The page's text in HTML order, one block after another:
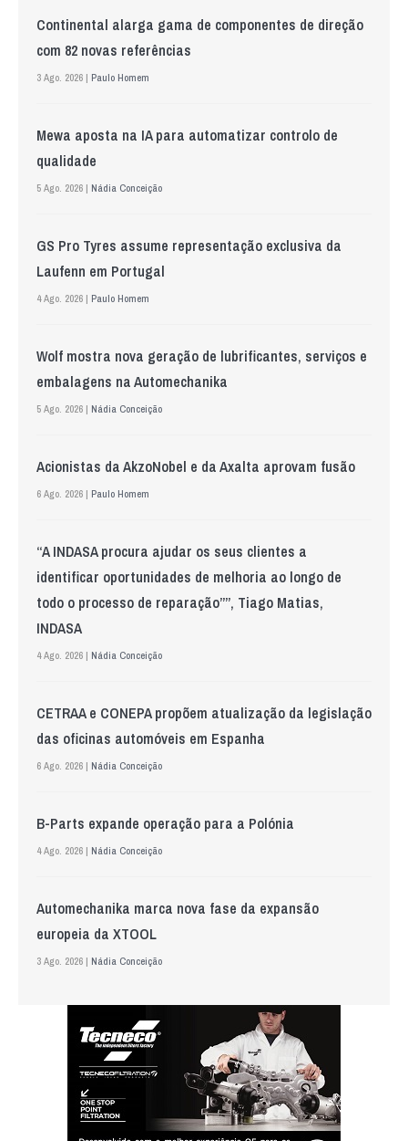
Continental alarga gama de componentes de direção
com 82 novas referências
3 Ago. 2026 | Paulo Homem
Mewa aposta na IA para automatizar controlo de
qualidade
5 Ago. 2026 | Nádia Conceição
GS Pro Tyres assume representação exclusiva da
Laufenn em Portugal
4 Ago. 2026 | Paulo Homem
Wolf mostra nova geração de lubrificantes, serviços e
embalagens na Automechanika
5 Ago. 2026 | Nádia Conceição
Acionistas da AkzoNobel e da Axalta aprovam fusão
6 Ago. 2026 | Paulo Homem
“A INDASA procura ajudar os seus clientes a
identificar oportunidades de melhoria ao longo de
todo o processo de reparação””, Tiago Matias,
INDASA
4 Ago. 2026 | Nádia Conceição
CETRAA e CONEPA propõem atualização da legislação
das oficinas automóveis em Espanha
6 Ago. 2026 | Nádia Conceição
B-Parts expande operação para a Polónia
4 Ago. 2026 | Nádia Conceição
Automechanika marca nova fase da expansão
europeia da XTOOL
3 Ago. 2026 | Nádia Conceição